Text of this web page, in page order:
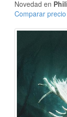
Novedad en
Comparar precio